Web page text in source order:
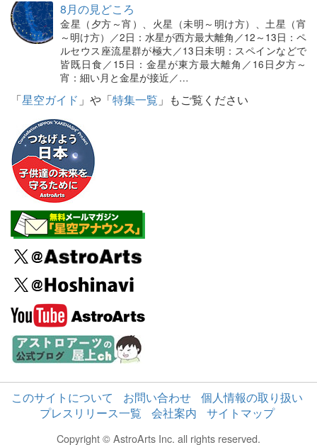
8月の見どころ
金星（夕方～宵）、火星（未明～明け方）、土星（宵
～明け方）／2日：水星が西方最大離角／12～13日：ペ
ルセウス座流星群が極大／13日未明：スペインなどで
皆既日食／15日：金星が東方最大離角／16日夕方～
宵：細い月と金星が接近／…
「星空ガイド 」や「特集一覧 」もご覧ください
このサイトについて お問い合わせ
個人情報の取り扱い
プレスリリース一覧
会社案内 サイトマップ
Copyright © AstroArts Inc. all rights reserved.